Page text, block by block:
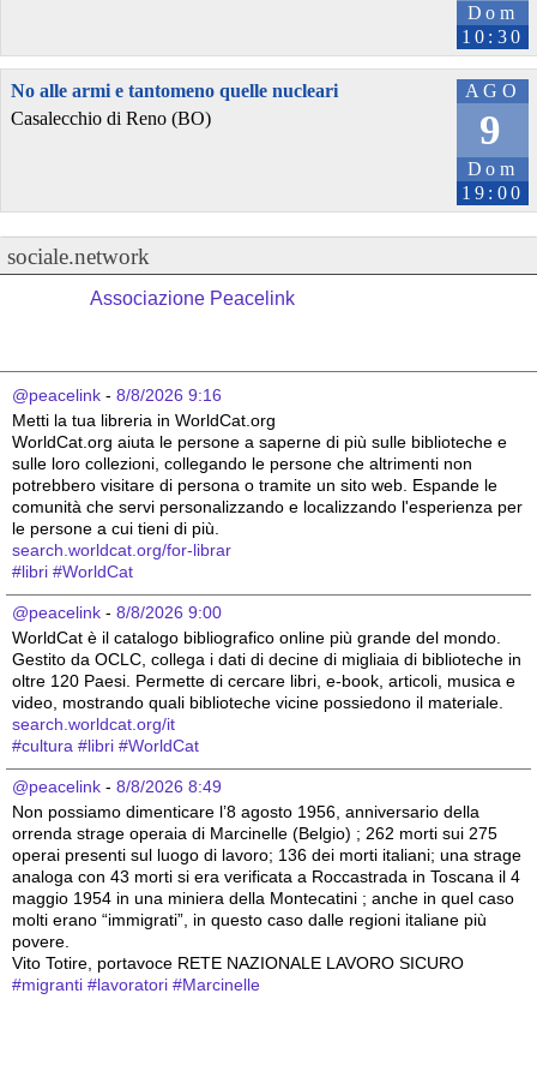
Dom
10:30
AGO
9
Dom
19:00
No alle armi e tantomeno quelle nucleari
Casalecchio di Reno (BO)
sociale.network
Associazione Peacelink
@peacelink - 8/8/2026 9:16
Metti la tua libreria in WorldCat.org
WorldCat.org aiuta le persone a saperne di più sulle biblioteche e
sulle loro collezioni, collegando le persone che altrimenti non
potrebbero visitare di persona o tramite un sito web. Espande le
comunità che servi personalizzando e localizzando l'esperienza per
le persone a cui tieni di più.
search.worldcat.org/for-librar
#libri #WorldCat
@peacelink - 8/8/2026 9:00
WorldCat è il catalogo bibliografico online più grande del mondo.
Gestito da OCLC, collega i dati di decine di migliaia di biblioteche in
oltre 120 Paesi. Permette di cercare libri, e-book, articoli, musica e
video, mostrando quali biblioteche vicine possiedono il materiale.
search.worldcat.org/it
#cultura #libri #WorldCat
@peacelink - 8/8/2026 8:49
Non possiamo dimenticare l’8 agosto 1956, anniversario della
orrenda strage operaia di Marcinelle (Belgio) ; 262 morti sui 275
operai presenti sul luogo di lavoro; 136 dei morti italiani; una strage
analoga con 43 morti si era verificata a Roccastrada in Toscana il 4
maggio 1954 in una miniera della Montecatini ; anche in quel caso
molti erano “immigrati”, in questo caso dalle regioni italiane più
povere.
Vito Totire, portavoce RETE NAZIONALE LAVORO SICURO
#migranti #lavoratori #Marcinelle